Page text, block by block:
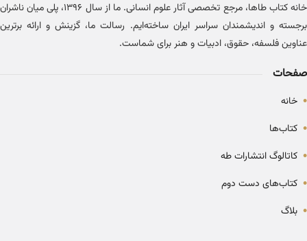
خانه کتاب طاها، مرجع تخصصی آثار علوم انسانی. ما از سال ۱۳۹۶، پلی میان ناشران
برجسته و اندیشمندان سراسر ایران ساخته‌ایم. رسالت ما، گزینش و ارائه برترین
عناوین فلسفه، حقوق، ادبیات و هنر برای شماست.
صفحات
• خانه
• کتاب‌ها
• کاتالوگ انتشارات طه
• کتاب‌های دست دوم
• بلاگ